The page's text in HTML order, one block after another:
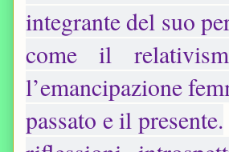
integrante del suo
come il
l’emancipazione
passato e il presente.